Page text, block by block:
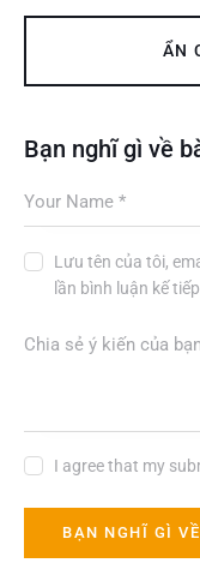
ẨN
Bạn nghĩ gì về
Lưu tên của tôi,
lần bình luận kế
I agree that my